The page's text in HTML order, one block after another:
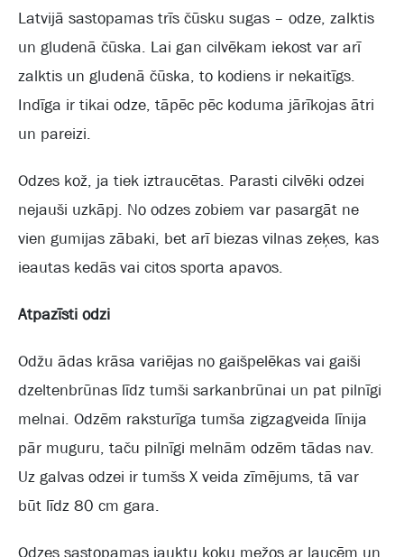
Latvijā sastopamas trīs čūsku sugas – odze, zalktis
un gludenā čūska. Lai gan cilvēkam iekost var arī
zalktis un gludenā čūska, to kodiens ir nekaitīgs.
Indīga ir tikai odze, tāpēc pēc koduma jārīkojas ātri
un pareizi.
Odzes kož, ja tiek iztraucētas. Parasti cilvēki odzei
nejauši uzkāpj. No odzes zobiem var pasargāt ne
vien gumijas zābaki, bet arī biezas vilnas zeķes, kas
ieautas kedās vai citos sporta apavos.
Atpazīsti odzi
Odžu ādas krāsa variējas no gaišpelēkas vai gaiši
dzeltenbrūnas līdz tumši sarkanbrūnai un pat pilnīgi
melnai. Odzēm raksturīga tumša zigzagveida līnija
pār muguru, taču pilnīgi melnām odzēm tādas nav.
Uz galvas odzei ir tumšs X veida zīmējums, tā var
būt līdz 80 cm gara.
Odzes sastopamas jauktu koku mežos ar laucēm un